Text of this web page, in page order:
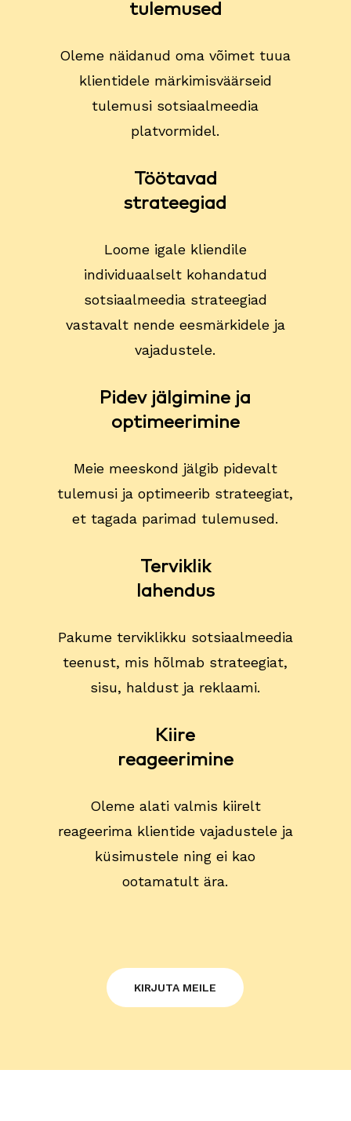
tulemused
Oleme näidanud oma võimet tuua
klientidele märkimisväärseid
tulemusi sotsiaalmeedia
platvormidel.
Töötavad
strateegiad
Loome igale kliendile
individuaalselt kohandatud
sotsiaalmeedia strateegiad
vastavalt nende eesmärkidele ja
vajadustele.
Pidev jälgimine ja
optimeerimine
Meie meeskond jälgib pidevalt
tulemusi ja optimeerib strateegiat,
et tagada parimad tulemused.
Terviklik
lahendus
Pakume terviklikku sotsiaalmeedia
teenust, mis hõlmab strateegiat,
sisu, haldust ja reklaami.
Kiire
reageerimine
Oleme alati valmis kiirelt
reageerima klientide vajadustele ja
küsimustele ning ei kao
ootamatult ära.
KIRJUTA MEILE